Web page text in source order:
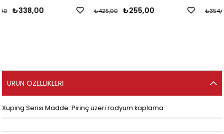
₺255,00
₺425,00 ₺213,00
₺354,00
ÜRÜN ÖZELLIKLERI
Xuping Serisi Madde: Pirinç üzeri rodyum kaplama